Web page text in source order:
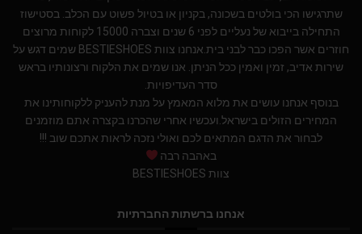
שתרגישו הכי בולטים בשכונה, בקניון או בטיול פשוט עם הכלב. בסטישוז
התחילה בייבוא של נעליים לפני 6 שנים וצברה 15000 לקוחות מרוצים
חוזרים אשר הפכו כבר לבני בית.אנחנו צוות BESTIESHOES שמים דגש על
שירות אדיב, זמין ואמין ככל הניתן. אנו שמים את הלקוח ורצונותיו בראש
סדר העדיפויות.
בנוסף אנחנו עושים את מלוא המאמץ על מנת להעניק ללקוחותינו את
המחירים הזולים בישראל.ועכשיו אחרי שהכרנו בקצרה אתם מוזמנים
לבחור את הדגם המתאים לכם ואולי נזכה לראות אתכם שוב !!!
באהבה רבה
צוות BESTIESHOES
אנחנו ברשתות החברתיות